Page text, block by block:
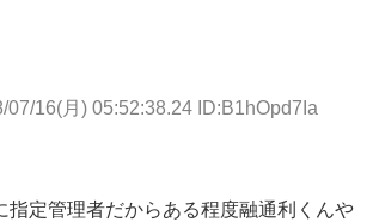
07/16(月) 05:52:38.24 ID:B1hOpd7Ia
指定管理者だからある程度融通利くんや